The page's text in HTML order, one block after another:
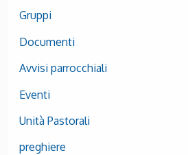
Gruppi
Documenti
Avvisi parrocchiali
Eventi
Unità Pastorali
preghiere